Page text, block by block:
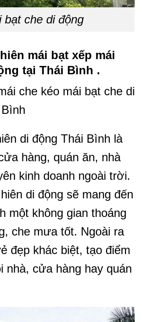
bạt che di động
mái bạt xếp mái
tại Thái Bình .
che kéo mái bạt che di
di động Thái Bình là
hàng, quán ăn, nhà
kinh doanh ngoài trời.
di động sẽ mang đến
một không gian thoáng
che mưa tốt. Ngoài ra
đẹp khác biệt, tạo điểm
nhà, cửa hàng hay quán